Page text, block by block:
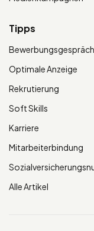
Tipps
Bewerbungsgespräch
Optimale Anzeige
Rekrutierung
Soft Skills
Karriere
Mitarbeiterbindung
Alle Artikel